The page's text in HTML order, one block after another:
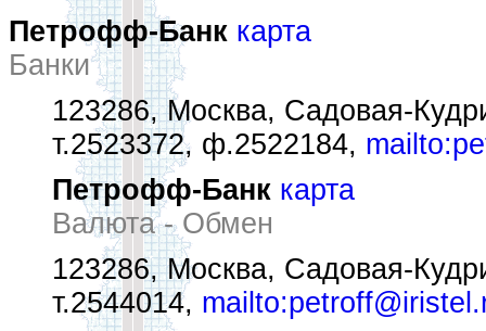
Петрофф-Банк карта
Банки
123286, Москва, Садовая-
т.2523372, ф.2522184,
Петрофф-Банк карта
Валюта - Обмен
123286, Москва, Садовая-
т.2544014,